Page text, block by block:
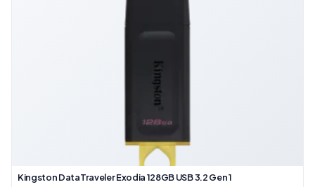
Kingston DataTraveler Exodia 128GB USB 3.2 Gen 1